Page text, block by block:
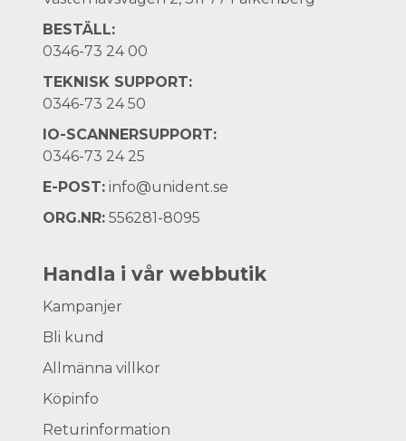
BESTÄLL:
0346-73 24 00
TEKNISK SUPPORT:
0346-73 24 50
IO-SCANNERSUPPORT:
0346-73 24 25
E-POST: info@unident.se
ORG.NR: 556281-8095
Handla i vår webbutik
Kampanjer
Bli kund
Allmänna villkor
Köpinfo
Returinformation